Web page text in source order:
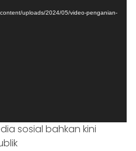
uploads/2024/05/video-penganian-
sosial bahkan kini